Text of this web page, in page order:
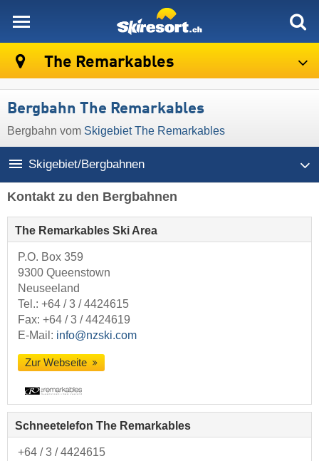
The Remarkables
Bergbahn The Remarkables
Bergbahn vom Skigebiet The Remarkables
Skigebiet/Bergbahnen
Kontakt zu den Bergbahnen
The Remarkables Ski Area
P.O. Box 359
9300 Queenstown
Neuseeland
Tel.: +64 / 3 / 4424615
Fax: +64 / 3 / 4424619
E-Mail: info@nzski.com
Zur Webseite
Schneetelefon The Remarkables
+64 / 3 / 4424615